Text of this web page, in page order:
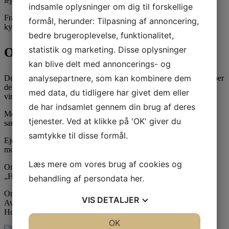
Fra ejendommen er der fantastisk udsigt ud over Holmenes
kystlinje.
Området
Det populære og innovative erhvervsområde Avedøre Holme skaber
de optimale rammer for innovative og vækstorienterede
virksomheder.
Med sin tætte placering på City og lufthavnen er området i dag
sammensat af kontor- og logistikejendomme.
Ejendommen har en utrolig synlig beliggenhed på
motorvejsstrækningen til og fra Ørestaden.
Området bliver en central del af det fremtidige erhvervsområde
„Holmene“.
Området er reguleret af Kommuneplan (5E2) Erhvervsområdet
Avedøre Holme og Lokalplan (507) Industrikvarteret Avedøre
Holme.
indsamle oplysninger om dig til forskellige
formål, herunder: Tilpasning af annoncering,
bedre brugeroplevelse, funktionalitet,
statistik og marketing. Disse oplysninger
kan blive delt med annoncerings- og
analysepartnere, som kan kombinere dem
med data, du tidligere har givet dem eller
de har indsamlet gennem din brug af deres
tjenester. Ved at klikke på 'OK' giver du
samtykke til disse formål.
Læs mere om vores brug af cookies og
behandling af persondata her.
VIS DETALJER
OK